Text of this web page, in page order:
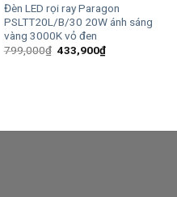
Đèn LED rọi ray Paragon
PSLTT20L/B/30 20W ánh sáng
vàng 3000K vỏ đen
799,000₫ Giá
433,900₫Giá
hiện